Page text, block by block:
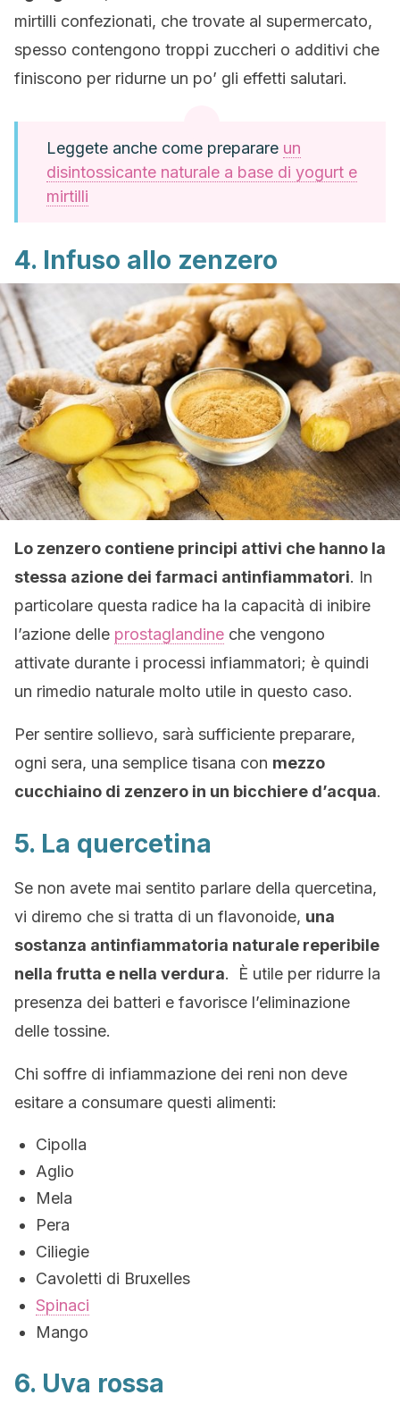
mirtilli confezionati, che trovate al supermercato,
spesso contengono troppi zuccheri o additivi che
finiscono per ridurne un po’ gli effetti salutari.
Leggete anche come preparare un
disintossicante naturale a base di yogurt e
mirtilli
4. Infuso allo zenzero
Lo zenzero contiene principi attivi che hanno la
stessa azione dei farmaci antinfiammatori. In
particolare questa radice ha la capacità di inibire
l’azione delle prostaglandine che vengono
attivate durante i processi infiammatori; è quindi
un rimedio naturale molto utile in questo caso.
Per sentire sollievo, sarà sufficiente preparare,
ogni sera, una semplice tisana con mezzo
cucchiaino di zenzero in un bicchiere d’acqua.
5. La quercetina
Se non avete mai sentito parlare della quercetina,
vi diremo che si tratta di un flavonoide, una
sostanza antinfiammatoria naturale reperibile
nella frutta e nella verdura. È utile per ridurre la
presenza dei batteri e favorisce l’eliminazione
delle tossine.
Chi soffre di infiammazione dei reni non deve
esitare a consumare questi alimenti:
Cipolla
Aglio
Mela
Pera
Ciliegie
Cavoletti di Bruxelles
Spinaci
Mango
6. Uva rossa